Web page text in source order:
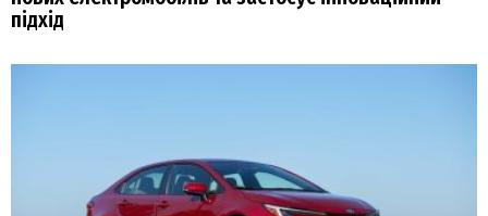
підхід